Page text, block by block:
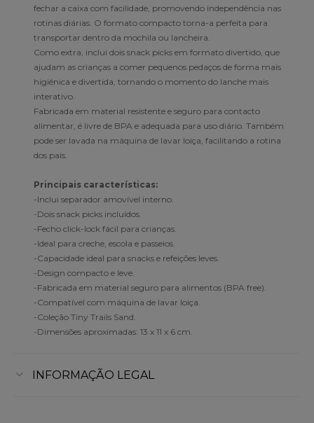
fechar a caixa com facilidade, promovendo independência nas
rotinas diárias. O formato compacto torna-a perfeita para
transportar dentro da mochila ou lancheira.
Como extra, inclui dois snack picks em formato divertido, que
ajudam as crianças a comer pequenos pedaços de forma mais
higiénica e divertida, tornando o momento do lanche mais
interativo.
Fabricada em material resistente e seguro para contacto
alimentar, é livre de BPA e adequada para uso diário. Também
pode ser lavada na máquina de lavar loiça, facilitando a rotina
dos pais.
Principais características:
-Inclui separador amovível interno.
-Dois snack picks incluídos.
-Fecho click-lock fácil para crianças.
-Ideal para creche, escola e passeios.
-Capacidade ideal para snacks e refeições leves.
-Design compacto e leve.
-Fabricada em material seguro para alimentos (BPA free).
-Compatível com máquina de lavar loiça.
-Coleção Tiny Trails Sand.
-Dimensões aproximadas: 13 x 11 x 6 cm.
INFORMAÇÃO LEGAL